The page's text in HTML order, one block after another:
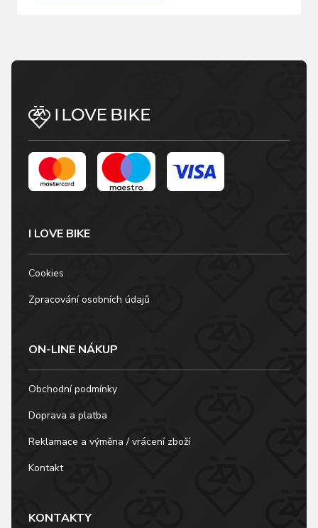
I LOVE BIKE
Cookies
Zpracování osobních údajů
ON-LINE NÁKUP
Obchodní podmínky
Doprava a platba
Reklamace a výměna / vrácení zboží
Kontakt
KONTAKTY